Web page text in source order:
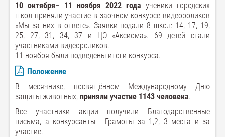
10 октября– 11 ноября 2022 года ученики городских
школ приняли участие в заочном конкурсе видеороликов
«Мы за них в ответе». Заявки подали 8 школ: 14, 17, 19,
25, 27, 31, 34, 37 и ЦО «Аксиома». 69 детей стали
участниками видеороликов.
11 ноября были подведены итоги конкурса.
Положение
В месячнике, посвящённом Международному Дню
защиты животных, приняли участие 1143 человека.
Все участники акции получили Благодарственные
письма, а конкурсанты - Грамоты за 1,2, 3 места и за
участие.